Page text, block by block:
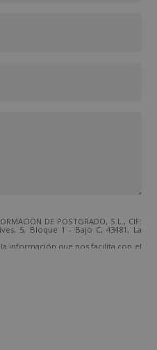
DE POSTGRADO, S.L., CIF:
5, Bloque 1 - Bajo C, 43481, La
información que nos facilita con el
de productos que fueran de su
identificándose suficientemente,
Política de Privacidad.